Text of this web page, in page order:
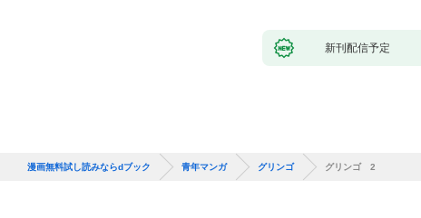
新刊配信予定
漫画無料試し読みならdブック 青年マンガ グリンゴ グリンゴ 2